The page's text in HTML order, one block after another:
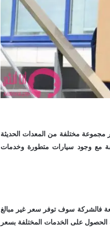
مختلفة من المعدات الحديثة
مع وجود سيارات متطورة وخدمات
فالشركة سوف توفر سعر غير مبالغ
على الخدمات المختلفة بسعر